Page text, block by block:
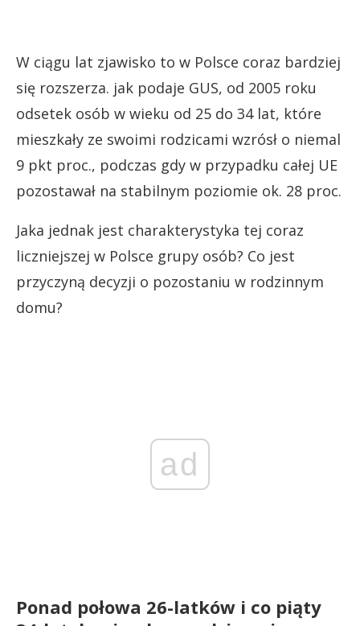
W ciągu lat zjawisko to w Polsce coraz bardziej
się rozszerza. jak podaje GUS, od 2005 roku
odsetek osób w wieku od 25 do 34 lat, które
mieszkały ze swoimi rodzicami wzrósł o niemal
9 pkt proc., podczas gdy w przypadku całej UE
pozostawał na stabilnym poziomie ok. 28 proc.
Jaka jednak jest charakterystyka tej coraz
liczniejszej w Polsce grupy osób? Co jest
przyczyną decyzji o pozostaniu w rodzinnym
domu?
ad
Ponad połowa 26-latków i co piąty